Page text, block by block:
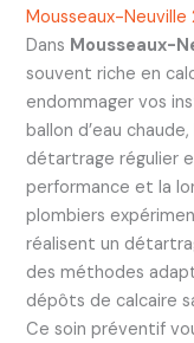
Mousseaux-Neuville
Dans Mousseaux-
souvent riche en
endommager vos
ballon d’eau
détartrage régulier
performance et la
plombiers
réalisent un
des méthodes
dépôts de calcaire
Ce soin préventif